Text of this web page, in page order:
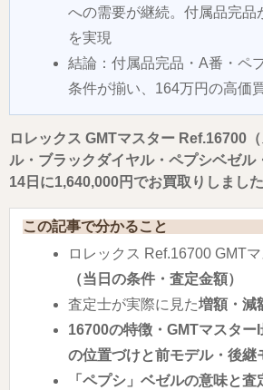
への需要が継続。付属品完品
を実現
結論：付属品完品・A番・ペ
条件が揃い、164万円の高価
ロレックス GMTマスター Ref.16700
ル・ブラックダイヤル・ペプシベゼル
14日に1,640,000円でお買取りしました
この記事で分かること
ロレックス Ref.16700 GMT
（当日の条件・査定金額）
査定士が実際に見た増額・減
16700の特徴・GMTマスター
の位置づけと前モデル・後継
「ペプシ」ベゼルの意味と査